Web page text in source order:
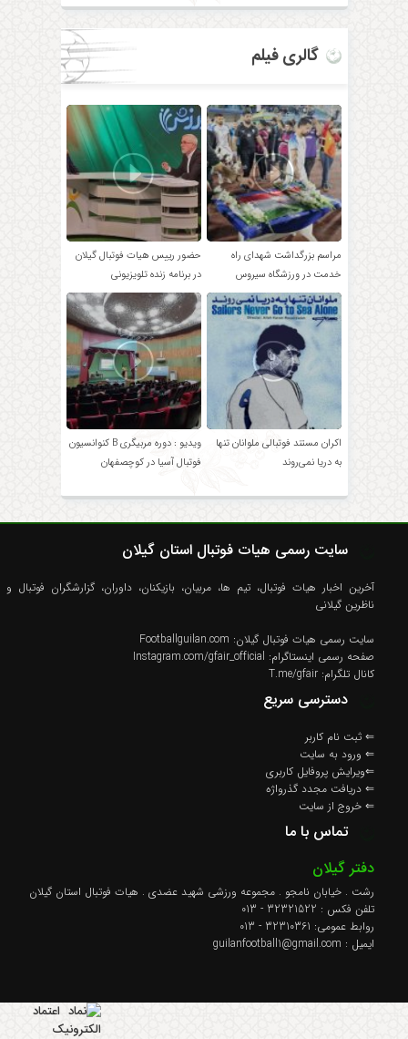
گالری فیلم
مراسم بزرگداشت شهدای راه
خدمت در ورزشگاه سیروس
قایقران بندر انزلی
حضور رییس هیات فوتبال گیلان
در برنامه زنده تلویزیونی
اکران مستند فوتبالی ملوانان تنها
به دریا نمی‌روند
ویدیو : دوره مربیگری B کنوانسیون
فوتبال آسیا در کوچصفهان
سایت رسمی هیات فوتبال استان گیلان
آخرین اخبار هیات فوتبال، تیم ها، مربیان، بازیکنان، داوران، گزارشگران فوتبال و
ناظرین گیلانی
سایت رسمی هیات فوتبال گیلان: Footballguilan.com
صفحه رسمی اینستاگرام: Instagram.com/gfair_official
کانال تلگرام: T.me/gfair
دسترسی سریع
⇐ ثبت نام کاربر
⇐ ورود به سایت
⇐ویرایش پروفایل کاربری
⇐ دریافت مجدد گذرواژه
⇐ خروج از سایت
تماس با ما
دفتر گیلان
رشت . خیابان نامجو . مجموعه ورزشی شهید عضدی . هیات فوتبال استان گیلان
تلفن فکس : 32321522 - 013
روابط عمومی: 32310361 - 013
ايميل : guilanfootball1@gmail.com